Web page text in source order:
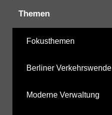
Themen
Fokusthemen
Berliner Verkehrswende
Moderne Verwaltung